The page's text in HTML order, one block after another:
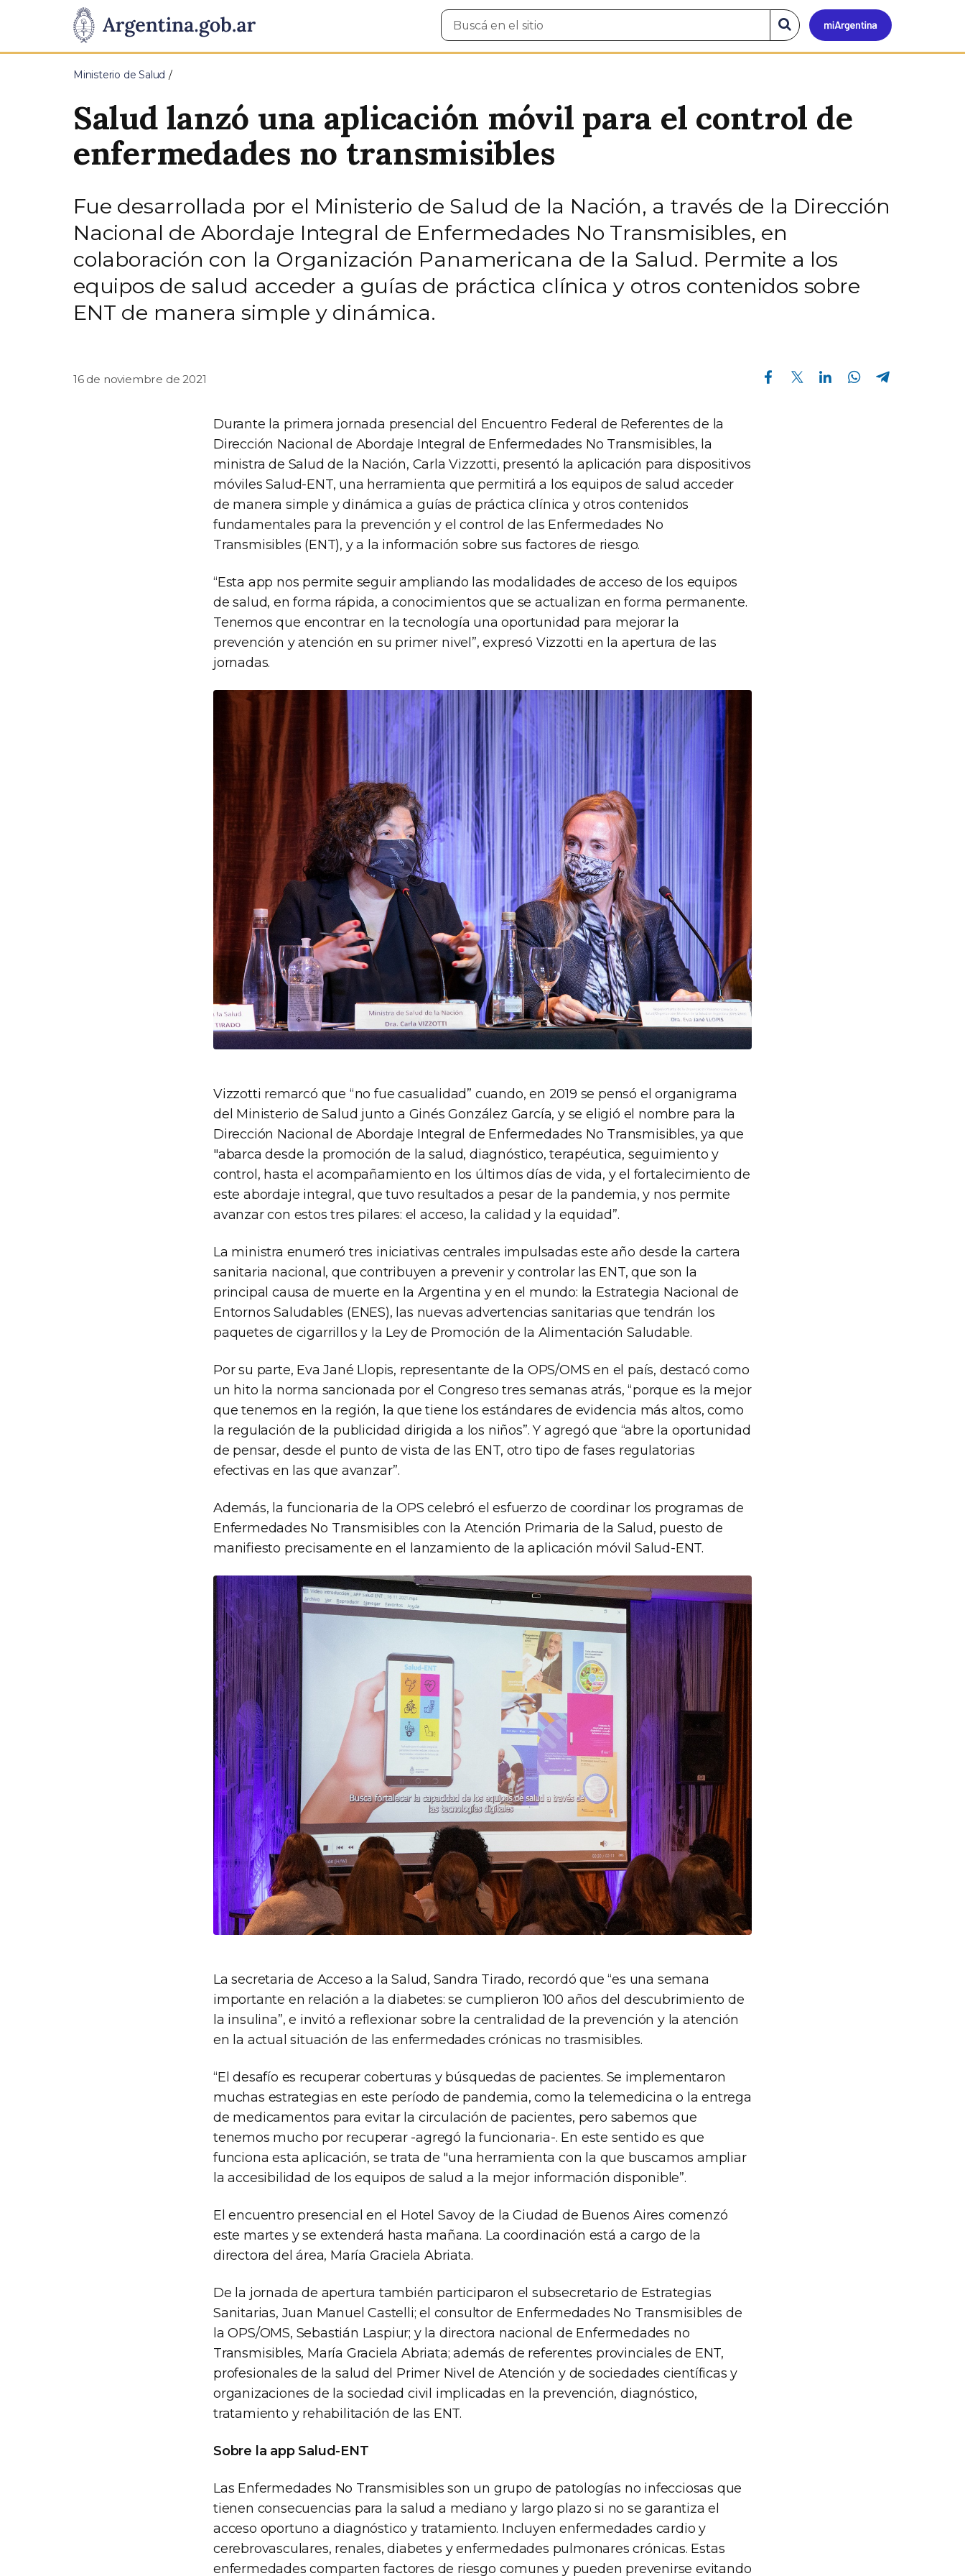
Presidencia
de
Pasar al contenido principal
Mi
Buscar
en
Buscar
en
el
Ministerio de Salud
Salud lanzó una aplicación móvil para el control de
enfermedades no transmisibles
Fue desarrollada por el Ministerio de Salud de la Nación, a través de la Dirección
Nacional de Abordaje Integral de Enfermedades No Transmisibles, en
colaboración con la Organización Panamericana de la Salud. Permite a los
equipos de salud acceder a guías de práctica clínica y otros contenidos sobre
ENT de manera simple y dinámica.
16 de noviembre de 2021
Compartir en Facebook Compartir en Twitter Compartir en Linkedin Compartir en Whatsapp
Durante la primera jornada presencial del Encuentro Federal de Referentes de la
Dirección Nacional de Abordaje Integral de Enfermedades No Transmisibles, la
ministra de Salud de la Nación, Carla Vizzotti, presentó la aplicación para dispositivos
móviles Salud-ENT, una herramienta que permitirá a los equipos de salud acceder
de manera simple y dinámica a guías de práctica clínica y otros contenidos
fundamentales para la prevención y el control de las Enfermedades No
Transmisibles (ENT), y a la información sobre sus factores de riesgo.
“Esta app nos permite seguir ampliando las modalidades de acceso de los equipos
de salud, en forma rápida, a conocimientos que se actualizan en forma permanente.
Tenemos que encontrar en la tecnología una oportunidad para mejorar la
prevención y atención en su primer nivel”, expresó Vizzotti en la apertura de las
jornadas.
Vizzotti remarcó que “no fue casualidad” cuando, en 2019 se pensó el organigrama
del Ministerio de Salud junto a Ginés González García, y se eligió el nombre para la
Dirección Nacional de Abordaje Integral de Enfermedades No Transmisibles, ya que
"abarca desde la promoción de la salud, diagnóstico, terapéutica, seguimiento y
control, hasta el acompañamiento en los últimos días de vida, y el fortalecimiento de
este abordaje integral, que tuvo resultados a pesar de la pandemia, y nos permite
avanzar con estos tres pilares: el acceso, la calidad y la equidad”.
La ministra enumeró tres iniciativas centrales impulsadas este año desde la cartera
sanitaria nacional, que contribuyen a prevenir y controlar las ENT, que son la
principal causa de muerte en la Argentina y en el mundo: la Estrategia Nacional de
Entornos Saludables (ENES), las nuevas advertencias sanitarias que tendrán los
paquetes de cigarrillos y la Ley de Promoción de la Alimentación Saludable.
Por su parte, Eva Jané Llopis, representante de la OPS/OMS en el país, destacó como
un hito la norma sancionada por el Congreso tres semanas atrás, “porque es la mejor
que tenemos en la región, la que tiene los estándares de evidencia más altos, como
la regulación de la publicidad dirigida a los niños”. Y agregó que “abre la oportunidad
de pensar, desde el punto de vista de las ENT, otro tipo de fases regulatorias
efectivas en las que avanzar”.
Además, la funcionaria de la OPS celebró el esfuerzo de coordinar los programas de
Enfermedades No Transmisibles con la Atención Primaria de la Salud, puesto de
manifiesto precisamente en el lanzamiento de la aplicación móvil Salud-ENT.
La secretaria de Acceso a la Salud, Sandra Tirado, recordó que “es una semana
importante en relación a la diabetes: se cumplieron 100 años del descubrimiento de
la insulina”, e invitó a reflexionar sobre la centralidad de la prevención y la atención
en la actual situación de las enfermedades crónicas no trasmisibles.
“El desafío es recuperar coberturas y búsquedas de pacientes. Se implementaron
muchas estrategias en este período de pandemia, como la telemedicina o la entrega
de medicamentos para evitar la circulación de pacientes, pero sabemos que
tenemos mucho por recuperar -agregó la funcionaria-. En este sentido es que
funciona esta aplicación, se trata de "una herramienta con la que buscamos ampliar
la accesibilidad de los equipos de salud a la mejor información disponible”.
El encuentro presencial en el Hotel Savoy de la Ciudad de Buenos Aires comenzó
este martes y se extenderá hasta mañana. La coordinación está a cargo de la
directora del área, María Graciela Abriata.
De la jornada de apertura también participaron el subsecretario de Estrategias
Sanitarias, Juan Manuel Castelli; el consultor de Enfermedades No Transmisibles de
la OPS/OMS, Sebastián Laspiur; y la directora nacional de Enfermedades no
Transmisibles, María Graciela Abriata; además de referentes provinciales de ENT,
profesionales de la salud del Primer Nivel de Atención y de sociedades científicas y
organizaciones de la sociedad civil implicadas en la prevención, diagnóstico,
tratamiento y rehabilitación de las ENT.
Sobre la app Salud-ENT
Las Enfermedades No Transmisibles son un grupo de patologías no infecciosas que
tienen consecuencias para la salud a mediano y largo plazo si no se garantiza el
acceso oportuno a diagnóstico y tratamiento. Incluyen enfermedades cardio y
cerebrovasculares, renales, diabetes y enfermedades pulmonares crónicas. Estas
enfermedades comparten factores de riesgo comunes y pueden prevenirse evitando